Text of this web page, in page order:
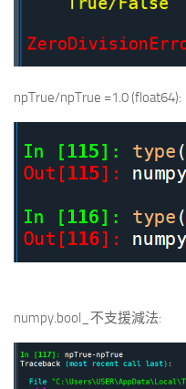
npTrue/npTrue =1.0 (float64):
numpy.bool_不支援減法: